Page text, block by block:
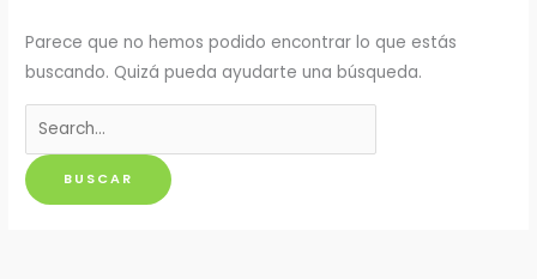
Parece que no hemos podido encontrar lo que estás
buscando. Quizá pueda ayudarte una búsqueda.
Buscar
por: